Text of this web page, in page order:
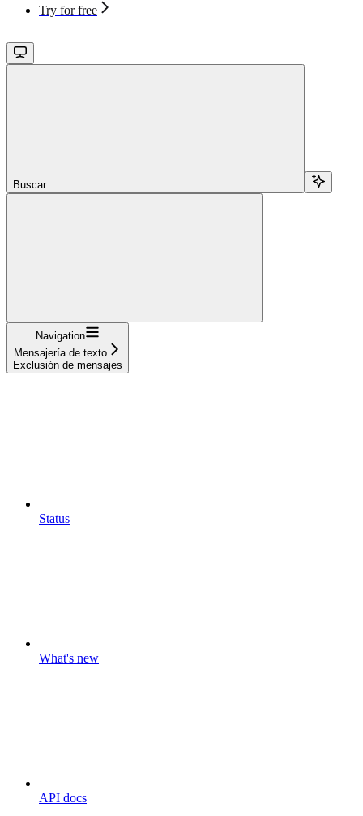
Try for free
Buscar...
Navigation
Mensajería de texto
Exclusión de mensajes
Status
What's new
API docs